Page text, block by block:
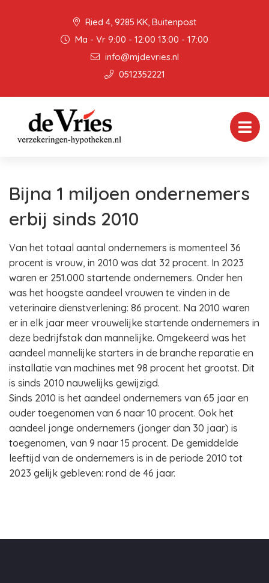
Ried 4, 9285 KK, Buitenpost
Ma - Vr 9:00 - 12:00 13:00 - 17:00
info@mjdevries.nl
0512352221
Bijna 1 miljoen ondernemers
erbij sinds 2010
Van het totaal aantal ondernemers is momenteel 36
procent is vrouw, in 2010 was dat 32 procent. In 2023
waren er 251.000 startende ondernemers. Onder hen
was het hoogste aandeel vrouwen te vinden in de
veterinaire dienstverlening: 86 procent. Na 2010 waren
er in elk jaar meer vrouwelijke startende ondernemers in
deze bedrijfstak dan mannelijke. Omgekeerd was het
aandeel mannelijke starters in de branche reparatie en
installatie van machines met 98 procent het grootst. Dit
is sinds 2010 nauwelijks gewijzigd.
Sinds 2010 is het aandeel ondernemers van 65 jaar en
ouder toegenomen van 6 naar 10 procent. Ook het
aandeel jonge ondernemers (jonger dan 30 jaar) is
toegenomen, van 9 naar 15 procent. De gemiddelde
leeftijd van de ondernemers is in de periode 2010 tot
2023 gelijk gebleven: rond de 46 jaar.